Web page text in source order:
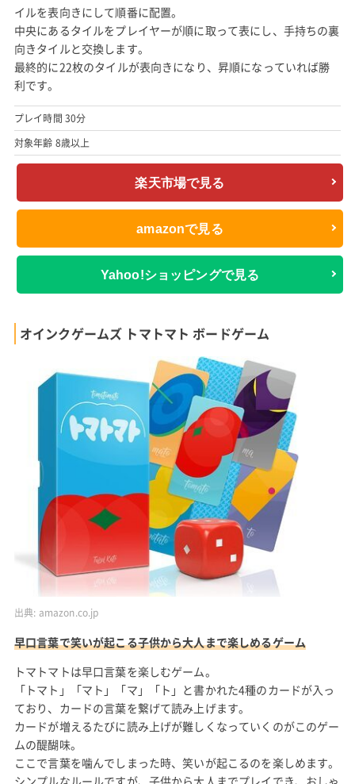
イルを表向きにして順番に配置。
中央にあるタイルをプレイヤーが順に取って表にし、手持ちの裏
向きタイルと交換します。
最終的に22枚のタイルが表向きになり、昇順になっていれば勝
利です。
プレイ時間 30分
対象年齢 8歳以上
楽天市場で見る
amazonで見る
Yahoo!ショッピングで見る
オインクゲームズ トマトマト ボードゲーム
出典: amazon.co.jp
早口言葉で笑いが起こる子供から大人まで楽しめるゲーム
トマトマトは早口言葉を楽しむゲーム。
「トマト」「マト」「マ」「ト」と書かれた4種のカードが入っ
ており、カードの言葉を繋げて読み上げます。
カードが増えるたびに読み上げが難しくなっていくのがこのゲー
ムの醍醐味。
ここで言葉を噛んでしまった時、笑いが起こるのを楽しめます。